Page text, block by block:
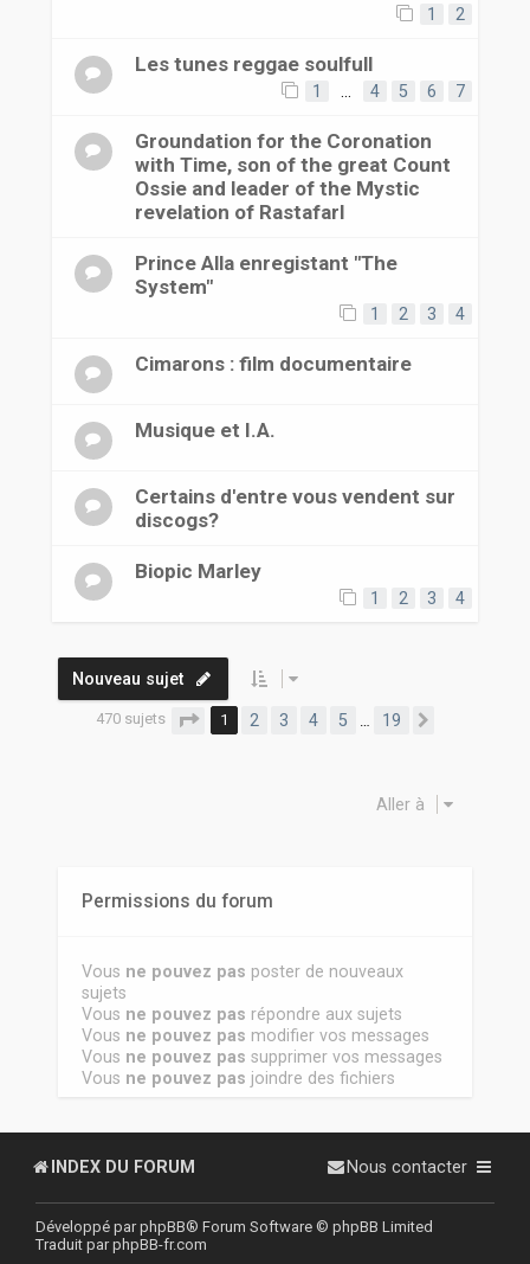
1 2
Les tunes reggae soulfull
1 4 5 6 7
Groundation for the Coronation
with Time, son of the great Count
Ossie and leader of the Mystic
revelation of RastafarI
Prince Alla enregistant "The
System"
1 2 3 4
Cimarons : film documentaire
Musique et I.A.
Certains d'entre vous vendent sur
discogs?
Biopic Marley
1 2 3 4
Nouveau sujet
470 sujets Page 1sur
1 2 3 4 5 19
Aller à
Permissions du forum
Vous ne pouvez pas poster de nouveaux
sujets
Vous ne pouvez pas répondre aux sujets
Vous ne pouvez pas modifier vos messages
Vous ne pouvez pas supprimer vos messages
Vous ne pouvez pas joindre des fichiers
INDEX DU FORUM Nous contacter
Développé parphpBB® Forum Software © phpBB Limited
Traduit parphpBB-fr.com